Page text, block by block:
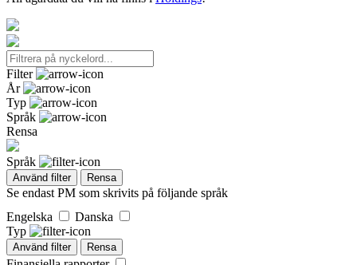
Filter
År
Typ
Språk
Rensa
Språk
Använd filter Rensa
Se endast PM som skrivits på följande språk
Engelska
Danska
Typ
Använd filter Rensa